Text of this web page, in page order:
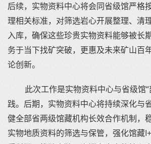
后续，实物资料中心将会同省级馆严格
理相关标准，对筛选岩心开展整理、清
入库，确保这些珍贵实物资料能够被长
务于当下找矿突破，更惠及未来矿山百
论创新。
此次工作是实物资料中心与省级馆
践。后期，实物资料中心将持续深化与
健全部省两级馆藏机构长效合作机制，
实物地质资料的筛选与保管，强化馆藏